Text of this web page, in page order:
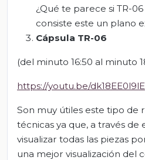
¿Qué te parece si TR-
consiste este un plano
Cápsula TR-06
(del minuto 16:50 al minuto
https://youtu.be/dk18EE0l9lE
Son muy útiles este tipo de
técnicas ya que, a través de
visualizar todas las piezas
una mejor visualización del